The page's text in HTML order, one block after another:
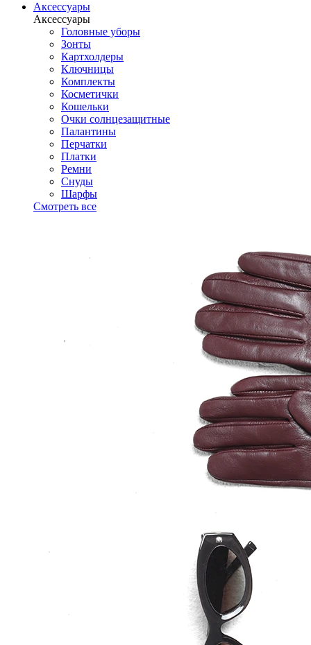
Аксессуары
Аксессуары
Головные уборы
Зонты
Картхолдеры
Ключницы
Комплекты
Косметички
Кошельки
Очки солнцезащитные
Палантины
Перчатки
Платки
Ремни
Снуды
Шарфы
Смотреть все